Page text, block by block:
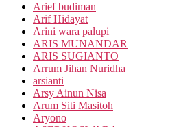
Arief budiman
Arif Hidayat
Arini wara palupi
ARIS MUNANDAR
ARIS SUGIANTO
Arrum Jihan Nuridha
arsianti
Arsy Ainun Nisa
Arum Siti Masitoh
Aryono